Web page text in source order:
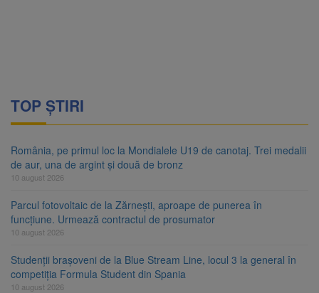
TOP ȘTIRI
România, pe primul loc la Mondialele U19 de canotaj. Trei medalii
de aur, una de argint și două de bronz
10 august 2026
Parcul fotovoltaic de la Zărnești, aproape de punerea în
funcțiune. Urmează contractul de prosumator
10 august 2026
Studenții brașoveni de la Blue Stream Line, locul 3 la general în
competiția Formula Student din Spania
10 august 2026